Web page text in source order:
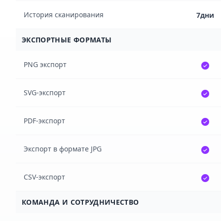
История сканирования 7дни
ЭКСПОРТНЫЕ ФОРМАТЫ
PNG экспорт
SVG-экспорт
PDF-экспорт
Экспорт в формате JPG
CSV-экспорт
КОМАНДА И СОТРУДНИЧЕСТВО